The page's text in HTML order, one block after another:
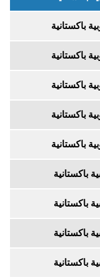
باكستانية
باكستانية
باكستانية
باكستانية
باكستانية
باكستانية
باكستانية
باكستانية
باكستانية